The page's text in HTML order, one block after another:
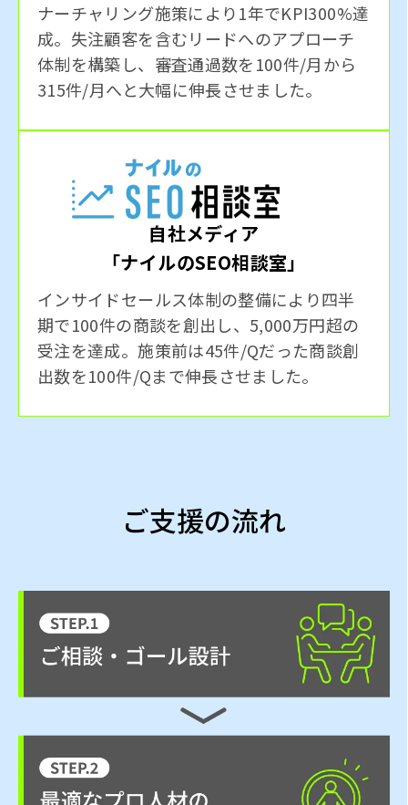
ナーチャリング施策により1年でKPI300%達
成。失注顧客を含むリードへのアプローチ
体制を構築し、審査通過数を100件/月から
315件/月へと大幅に伸長させました。
自社メディア
「ナイルのSEO相談室」
インサイドセールス体制の整備により四半
期で100件の商談を創出し、5,000万円超の
受注を達成。施策前は45件/Qだった商談創
出数を100件/Qまで伸長させました。
ご支援の流れ